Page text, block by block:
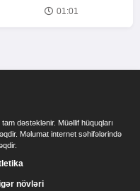
01:01
dəstəklənir. Müəllif hüquqları
Məlumat internet səhifələrində
növləri